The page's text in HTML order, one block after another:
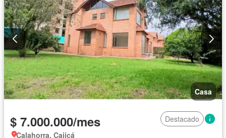
Casa
$ 7.000.000/mes
Destacado
Calahorra, Cajicá